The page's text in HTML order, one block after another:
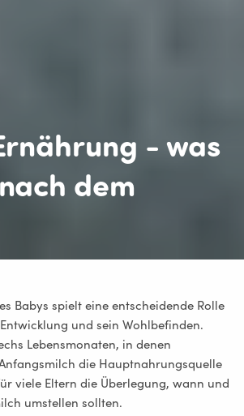
- was
dem
Babys spielt eine entscheidende Rolle
und sein Wohlbefinden.
Lebensmonaten, in denen
die Hauptnahrungsquelle
viele Eltern die Überlegung, wann und
umstellen sollten.